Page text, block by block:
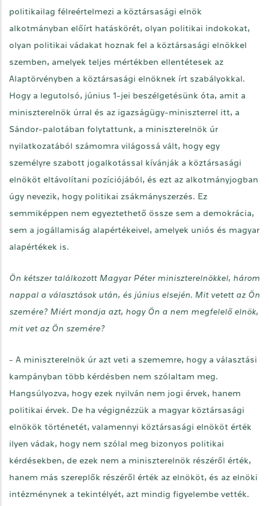
politikailag félreértelmezi a köztársasági elnök
alkotmányban előírt hatáskörét, olyan politikai indokokat,
olyan politikai vádakat hoznak fel a köztársasági elnökkel
szemben, amelyek teljes mértékben ellentétesek az
Alaptörvényben a köztársasági elnöknek írt szabályokkal.
Hogy a legutolsó, június 1-jei beszélgetésünk óta, amit a
miniszterelnök úrral és az igazságügy-miniszterrel itt, a
Sándor-palotában folytattunk, a miniszterelnök úr
nyilatkozatából számomra világossá vált, hogy egy
személyre szabott jogalkotással kívánják a köztársasági
elnököt eltávolítani pozíciójából, és ezt az alkotmányjogban
úgy nevezik, hogy politikai zsákmányszerzés. Ez
semmiképpen nem egyeztethető össze sem a demokrácia,
sem a jogállamiság alapértékeivel, amelyek uniós és magyar
alapértékek is.
Ön kétszer találkozott Magyar Péter miniszterelnökkel, három
nappal a választások után, és június elsején. Mit vetett az Ön
szemére? Miért mondja azt, hogy Ön a nem megfelelő elnök,
mit vet az Ön szemére?
- A miniszterelnök úr azt veti a szememre, hogy a választási
kampányban több kérdésben nem szólaltam meg.
Hangsúlyozva, hogy ezek nyilván nem jogi érvek, hanem
politikai érvek. De ha végignézzük a magyar köztársasági
elnökök történetét, valamennyi köztársasági elnököt érték
ilyen vádak, hogy nem szólal meg bizonyos politikai
kérdésekben, de ezek nem a miniszterelnök részéről érték,
hanem más szereplők részéről érték az elnököt, és az elnöki
intézménynek a tekintélyét, azt mindig figyelembe vették.